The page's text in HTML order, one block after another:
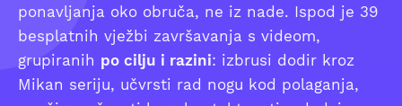
ponavljanja oko obruča, ne iz nade. Ispod je 39
besplatnih vježbi završavanja s videom,
grupiranih po cilju i razini: izbrusi dodir kroz
Mikan seriju, učvrsti rad nogu kod polaganja,